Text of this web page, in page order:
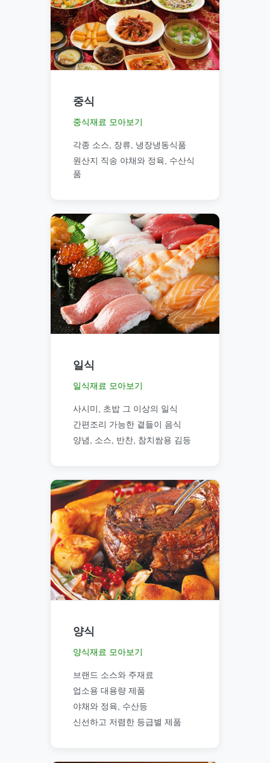
중식
중식재료 모아보기
각종 소스, 장류, 냉장냉동식품
원산지 직송 야채와 정육, 수산식
품
일식
일식재료 모아보기
사시미, 초밥 그 이상의 일식
간편조리 가능한 곁들이 음식
양념, 소스, 반찬, 참치쌈용 김등
양식
양식재료 모아보기
브랜드 소스와 주재료
업소용 대용량 제품
야채와 정육, 수산등
신선하고 저렴한 등급별 제품